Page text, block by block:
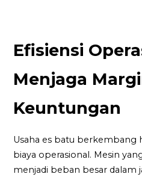
Efisiensi
Menjaga
Keuntungan
Usaha es batu berkembang
biaya operasional. Mesin
menjadi beban besar dalam